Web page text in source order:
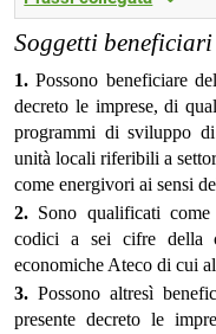
Soggetti beneficiari
1. Possono beneficiare
decreto le imprese, di
programmi di sviluppo
unità locali riferibili a
come energivori ai sensi
2. Sono qualificati
codici a sei cifre della
economiche Ateco di cui
3. Possono altresì
presente decreto le